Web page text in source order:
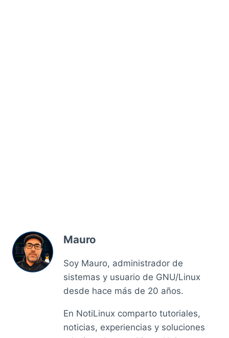
Mauro
Soy Mauro, administrador de
sistemas y usuario de GNU/Linux
desde hace más de 20 años.
En NotiLinux comparto tutoriales,
noticias, experiencias y soluciones